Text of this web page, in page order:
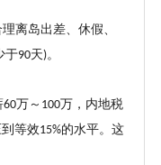
离岛出差、休假、
于90天)。
60万～ 100万，内地税
等效15%的水平。这